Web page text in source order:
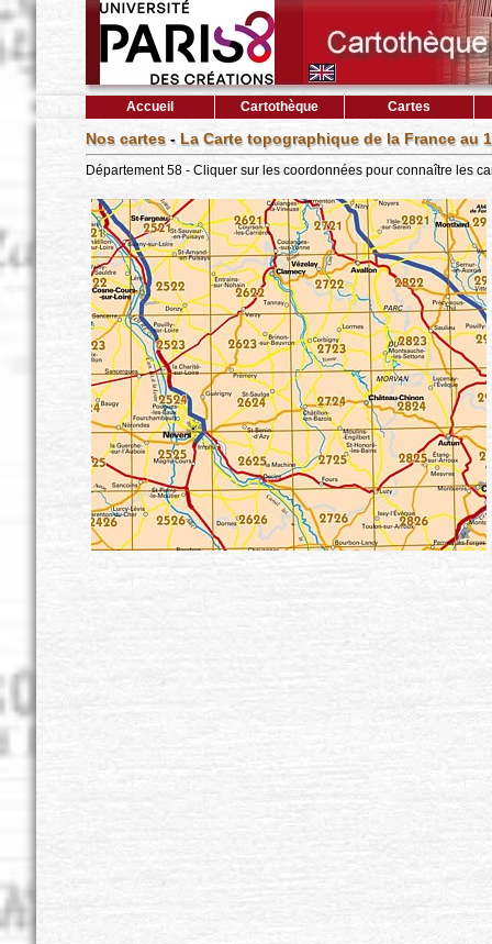
Accueil Cartothèque Cartes
Nos cartes- La Carte topographique de la France au
Département 58 - Cliquer sur les coordonnées pour connaître les